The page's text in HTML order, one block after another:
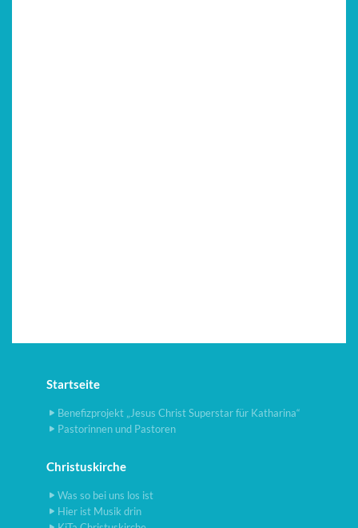
Startseite
Benefizprojekt „Jesus Christ Superstar für Katharina“
Pastorinnen und Pastoren
Christuskirche
Was so bei uns los ist
Hier ist Musik drin